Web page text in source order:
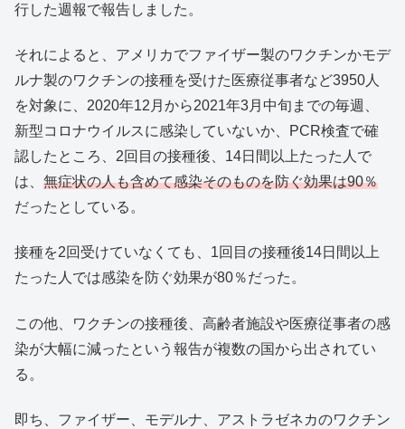
行した週報で報告しました。
それによると、アメリカでファイザー製のワクチンかモデ
ルナ製のワクチンの接種を受けた医療従事者など3950人
を対象に、2020年12月から2021年3月中旬までの毎週、
新型コロナウイルスに感染していないか、PCR検査で確
認したところ、2回目の接種後、14日間以上たった人で
は、 無症状の人も含めて感染そのものを防ぐ効果は90％
だったとしている。
接種を2回受けていなくても、1回目の接種後14日間以上
たった人では感染を防ぐ効果が80％だった。
この他、ワクチンの接種後、高齢者施設や医療従事者の感
染が大幅に減ったという報告が複数の国から出されてい
る。
即ち、ファイザー、モデルナ、アストラゼネカのワクチン